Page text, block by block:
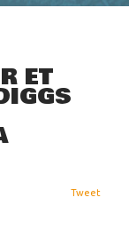
ET
Tweet